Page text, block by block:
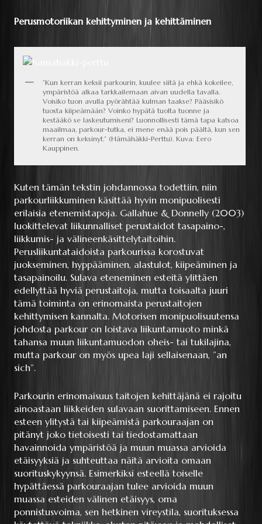
Perusmotoriikan kehittyminen ja kehittäminen
”Kun kerran keksii parkourin, kuulee siitä ja ehkä kokeilee,
ympäristöä alkaa tarkkailemaan aivan uudella tavalla.
Voisiko tuon avulla pyörähtää kulman taakse? Pääsisikö
tuosta kiipeämään? Voinko hypätä tuolta tuonne ja
kestääkö se laskeutumiseni? Luonnollisesti tämä tapa katsoa
maailmaa, parkour-tutka, ei mene enää pois päältä, kun sen
kerran on keksinyt.” (Hämähäkki-Perttu). Kuva: Eero
Kauppinen.
Kuten tämän tekstin johdannossa todettiin, niin
parkourliikkuminen käsittää hyvin monipuolisesti
erilaisia etenemistapoja. Gallahue & Donnelly (2003)
luokittelevat liikunnalliset perustaidot tasapaino-,
liikkumis- ja välineenkäsittelytaitoihin.
Perusliikuntataidoista parkourissa korostuvat
juokseminen, hyppääminen, alastulot, kiipeäminen ja
tasapainoilu. Sulava eteneminen esteitä ylittäen
edellyttää hyviä perustaitoja, mutta toisaalta juuri
tämä toiminta on erinomaista perustaitojen
kehittymisen kannalta. Motorisen monipuolisuutensa
johdosta parkour on loistava liikuntamuoto minkä
tahansa muun liikuntamuodon oheis- tai tukilajina,
mutta parkour on myös upea laji sellaisenaan, ”an
sich”.
Parkourin erinomaisuus taitojen kehittäjänä ei rajoitu
ainoastaan liikkeiden sulavaan suorittamiseen. Ennen
esteen ylitystä tai kiipeämistä parkouraajan on
pitänyt joko tietoisesti tai tiedostamattaan
havainnoida ympäristöä ja muun muassa arvioida
etäisyyksiä ja suhteuttaa näitä arvioita omaan
suorituskykyynsä. Esimerkiksi esteellä toiselle
hypättäessä parkouraajan tulee arvioida muun
muassa esteiden välinen etäisyys, oma
ponnistusvoima, sen hetkinen vireystila, suorituksessa